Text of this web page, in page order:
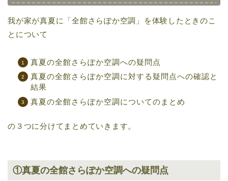
我が家が真夏に「全館さらぽか空調」を体験したときのこ
とについて
真夏の全館さらぽか空調への疑問点
真夏の全館さらぽか空調に対する疑問点への確認と
結果
真夏の全館さらぽか空調についてのまとめ
の３つに分けてまとめていきます。
①真夏の全館さらぽか空調への疑問点